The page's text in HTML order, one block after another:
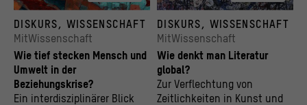
© ESA Sentinel / Katja Kowalski
DISKURS, WISSENSCHAFT
MitWissenschaft
Wie tief stecken Mensch und
Umwelt in der
Beziehungskrise?
Ein interdisziplinärer Blick
© Bildinfo: Lorenzo Gaudenzi, CC BY-SA 4.0
DISKURS, WISSENSCHAFT
MitWissenschaft
Wie denkt man Literatur
global?
Zur Verflechtung von
Zeitlichkeiten in Kunst und